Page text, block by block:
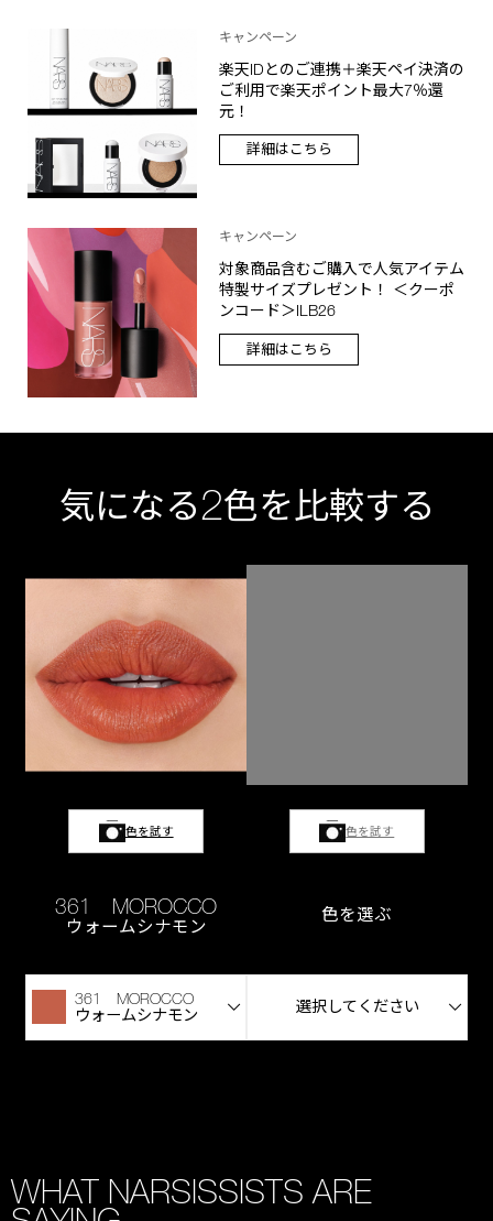
キャンペーン
楽天IDとのご連携＋楽天ペイ決済の
ご利用で楽天ポイント最大7％還
元！
詳細はこちら
キャンペーン
対象商品含むご購入で人気アイテム
特製サイズプレゼント！ ＜クーポ
ンコード＞ILB26
詳細はこちら
気になる2色を比較する
色を試す
361 MOROCCO
ウォームシナモン
361 MOROCCO
ウォームシナモン
色を試す
色を選ぶ
選択してください
WHAT NARSISSISTS ARE